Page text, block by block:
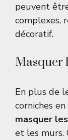
peuvent
complexes,
décoratif.
Masquer
En plus de
corniches
masquer
et les murs.